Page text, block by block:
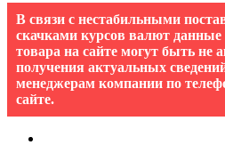
В связи с нестабильными
скачками курсов валют
товара на сайте могут быть не
получения актуальных
менеджерам компании по
сайте.